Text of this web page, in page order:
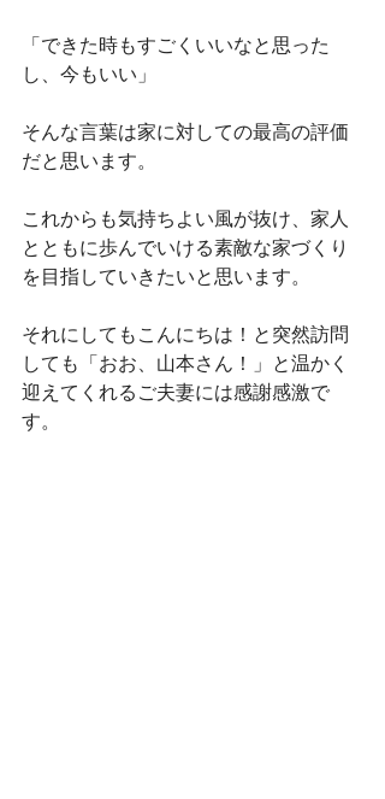
「できた時もすごくいいなと思った
し、今もいい」
そんな言葉は家に対しての最高の評価
だと思います。
これからも気持ちよい風が抜け、家人
とともに歩んでいける素敵な家づくり
を目指していきたいと思います。
それにしてもこんにちは！と突然訪問
しても「おお、山本さん！」と温かく
迎えてくれるご夫妻には感謝感激で
す。